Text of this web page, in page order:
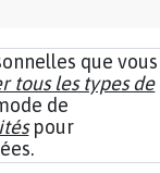
que vous
tous les types de
de
pour